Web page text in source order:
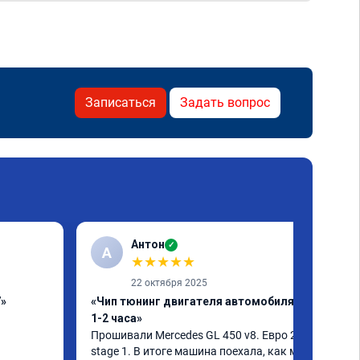
Записаться Задать вопрос
А Антон ✓
★★★★★
22 октября 2025
«Чип тюнинг двигателя автомобиля за
1-2 часа»
Прошивали Mercedes GL 450 v8. Евро 2 +
stage 1. В итоге машина поехала, как мне